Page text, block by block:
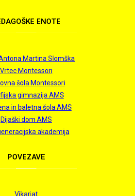
ENOTE
Martina Slomška
Vrtec Montessori
šola Montessori
gimnazija AMS
in baletna šola AMS
Dijaški dom AMS
akademija
POVEZAVE
Vikariat